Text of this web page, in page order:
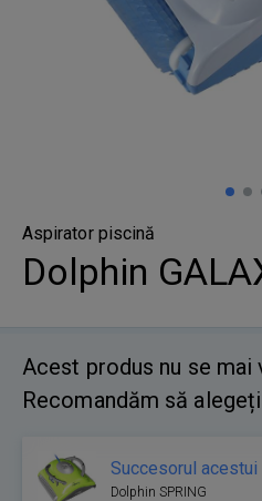
Aspirator piscină
Dolphin
Acest produs nu se mai
Recomandăm să
Succesorul acestui
Dolphin SPRING